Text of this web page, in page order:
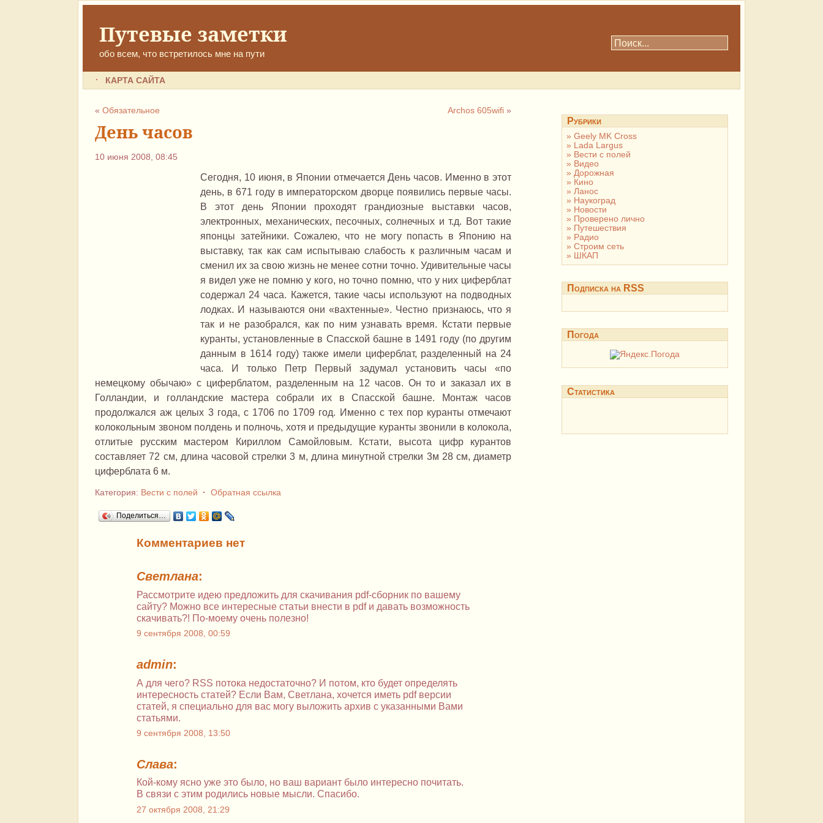
Путевые заметки
обо всем, что встретилось мне на пути
КАРТА САЙТА
«Обязательное Archos 605wifi »
День часов
10 июня 2008, 08:45
Сегодня, 10 июня, в Японии отмечается День часов. Именно в этот
день, в 671 году в императорском дворце появились первые часы.
В этот день Японии проходят грандиозные выставки часов,
электронных, механических, песочных, солнечных и т.д. Вот такие
японцы затейники. Сожалею, что не могу попасть в Японию на
выставку, так как сам испытываю слабость к различным часам и
сменил их за свою жизнь не менее сотни точно. Удивительные часы
я видел уже не помню у кого, но точно помню, что у них циферблат
содержал 24 часа. Кажется, такие часы используют на подводных
лодках. И называются они «вахтенные». Честно признаюсь, что я
так и не разобрался, как по ним узнавать время. Кстати первые
куранты, установленные в Спасской башне в 1491 году (по другим
данным в 1614 году) также имели циферблат, разделенный на 24
часа. И только Петр Первый задумал установить часы «по
немецкому обычаю» с циферблатом, разделенным на 12 часов. Он то и заказал их в
Голландии, и голландские мастера собрали их в Спасской башне. Монтаж часов
продолжался аж целых 3 года, с 1706 по 1709 год. Именно с тех пор куранты отмечают
колокольным звоном полдень и полночь, хотя и предыдущие куранты звонили в колокола,
отлитые русским мастером Кириллом Самойловым. Кстати, высота цифр курантов
составляет 72 см, длина часовой стрелки 3 м, длина минутной стрелки 3м 28 см, диаметр
циферблата 6 м.
Категория: Вести с полей ·Обратная ссылка
Поделиться…
Комментариев нет
Светлана:
Рассмотрите идею предложить для скачивания pdf-сборник по вашему
сайту? Можно все интересные статьи внести в pdf и давать возможность
скачивать?! По-моему очень полезно!
9 сентября 2008, 00:59
admin:
А для чего? RSS потока недостаточно? И потом, кто будет определять
интересность статей? Если Вам, Светлана, хочется иметь pdf версии
статей, я специально для вас могу выложить архив с указанными Вами
статьями.
9 сентября 2008, 13:50
Слава:
Кой-кому ясно уже это было, но ваш вариант было интересно почитать.
В связи с этим родились новые мысли. Спасибо.
27 октября 2008, 21:29
Рубрики
Geely MK Cross
Lada Largus
Вести с полей
Видео
Дорожная
Кино
Ланос
Наукоград
Новости
Проверено лично
Путешествия
Радио
Строим сеть
ШКАП
Подписка на RSS
Погода
Статистика